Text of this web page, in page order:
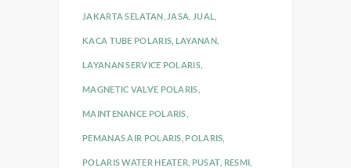
JAKARTA SELATAN JASA JUAL
KACA TUBE POLARIS LAYANAN,
LAYANAN SERVICE POLARIS,
MAGNETIC VALVE POLARIS
MAINTENANCE POLARIS
PEMANAS AIR POLARIS POLARIS
POLARIS WATER HEATER PUSAT RESMI